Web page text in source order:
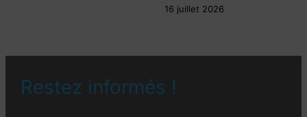
16 juillet 2026
Restez informés !